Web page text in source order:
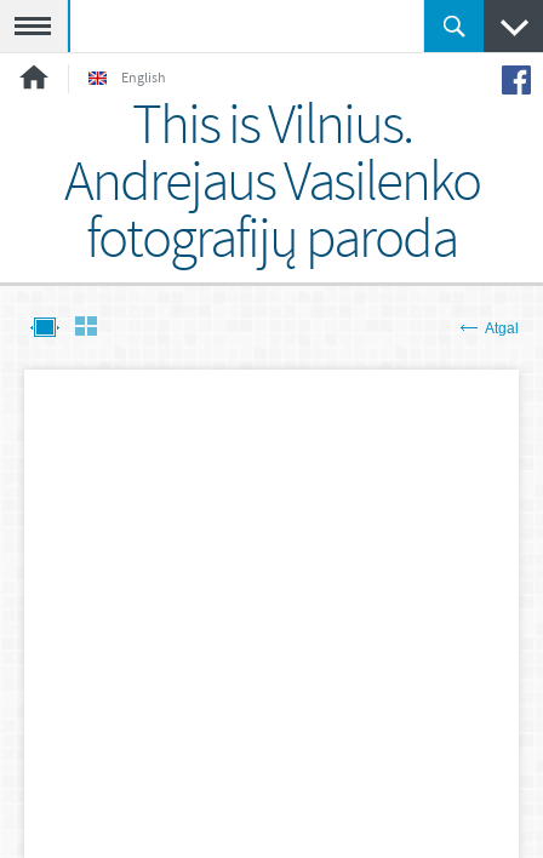
English
This is Vilnius.
Andrejaus Vasilenko
fotografijų paroda
Atgal